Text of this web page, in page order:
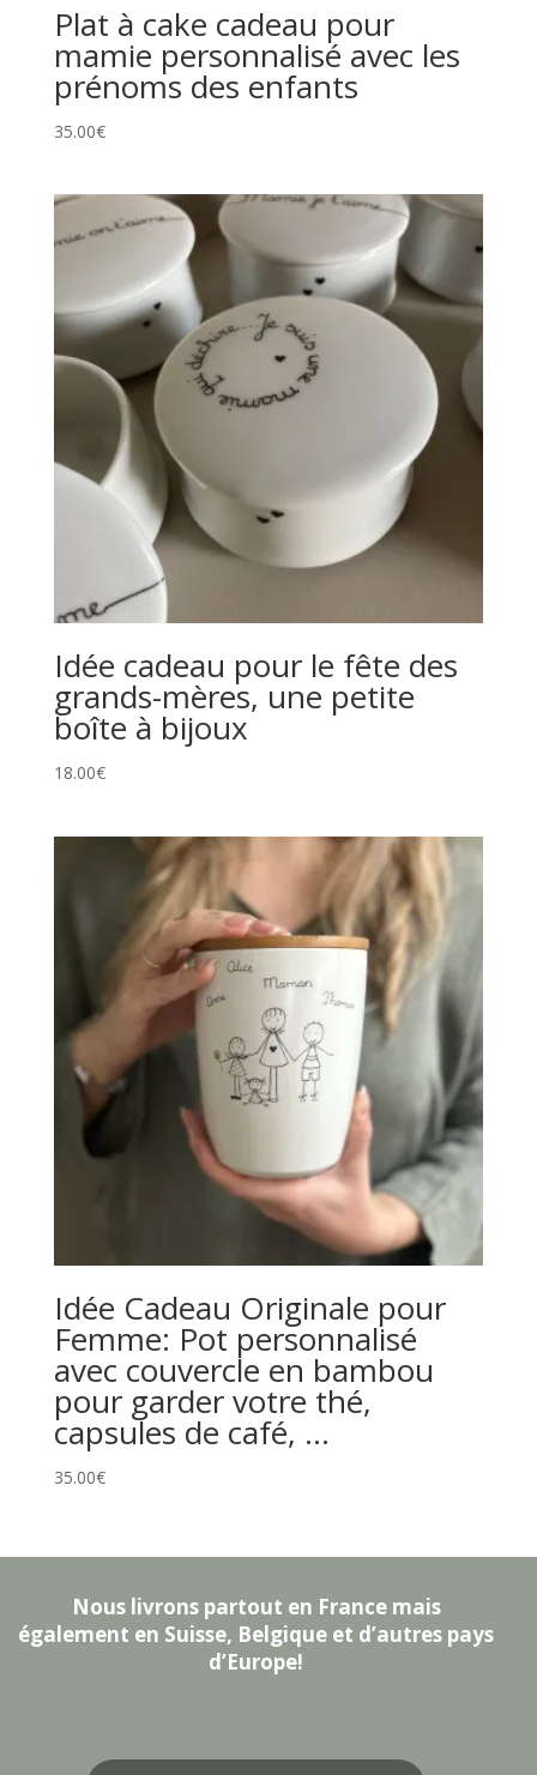
Plat à cake cadeau pour
mamie personnalisé avec les
prénoms des enfants
35.00€
Idée cadeau pour le fête des
grands-mères, une petite
boîte à bijoux
18.00€
Idée Cadeau Originale pour
Femme: Pot personnalisé
avec couvercle en bambou
pour garder votre thé,
capsules de café, …
35.00€
Nous livrons partout en France mais
également en Suisse, Belgique et d’autres pays
d’Europe!